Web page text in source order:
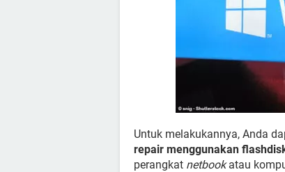
Untuk melakukannya, Anda
repair menggunakan
perangkat netbookatau